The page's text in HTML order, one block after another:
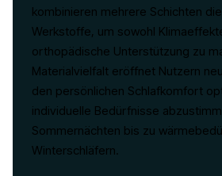
kombinieren mehrere Schichten
Werkstoffe, um sowohl
orthopädische Unterstützung zu
Materialvielfalt eröffnet Nutzern
den persönlichen Schlafkomfort
individuelle Bedürfnisse
Sommernächten bis zu
Winterschläfern.